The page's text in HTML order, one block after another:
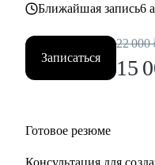
Ближайшая запись6
Записаться
22 000
15
Готовое резюме
Консультация для